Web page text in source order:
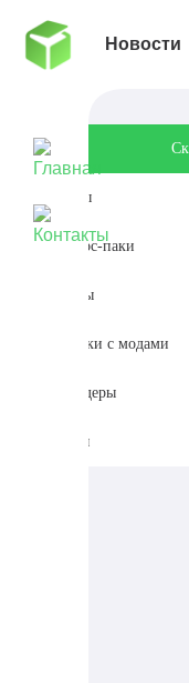
Новости
Моды
Ресурс-паки
Карты
Сборки с модами
Шейдеры
Сиды